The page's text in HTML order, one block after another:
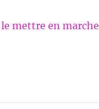
mettre en